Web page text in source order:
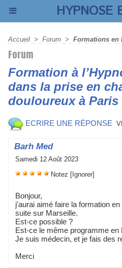
HYPNOSE
Accueil > Forum > Formation en
Forum
Formation à
dan la prie en
douloureux à Pari
ECRIRE UNE RÉPONSE
Barh Med
Samedi 12 Août 2023
Notez [Ignorer]
Bonjour,
j'aurai aimé faire la formation
uite ur Mareille.
Et-ce poible ?
Et-ce le même programme en
Je ui médecin, et je fai de
Merci